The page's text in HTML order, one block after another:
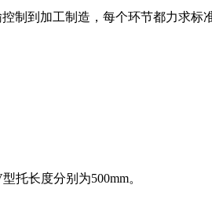
制到加工制造，每个环节都力求标
托长度分别为500mm。